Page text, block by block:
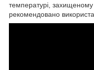
температурі, захищеному
рекомендовано